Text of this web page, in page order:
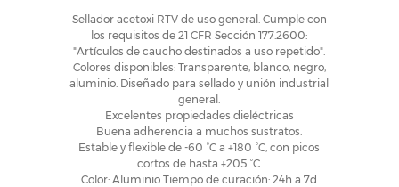
Sellador acetoxi RTV de uso general. Cumple con
los requisitos de 21 CFR Sección 177.2600:
"Artículos de caucho destinados a uso repetido".
Colores disponibles: Transparente, blanco, negro,
aluminio. Diseñado para sellado y unión industrial
general.
Excelentes propiedades dieléctricas
Buena adherencia a muchos sustratos.
Estable y flexible de -60 °C a +180 °C, con picos
cortos de hasta +205 °C.
Color: Aluminio Tiempo de curación: 24h a 7d